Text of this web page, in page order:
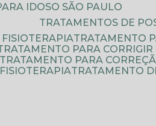
IDOSO SÃO PAULO
TRATAMENTOS DE
FISIOTERAPIA
TRATAMENTO
TRATAMENTO PARA
TRATAMENTO PARA
TRATAMENTO